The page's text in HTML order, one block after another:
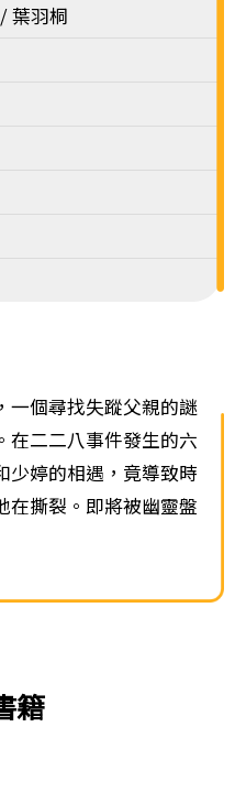
葉羽桐
一個尋找失蹤父親的謎
在二二八事件發生的六
少婷的相遇，竟導致時
在撕裂。即將被幽靈盤
籍